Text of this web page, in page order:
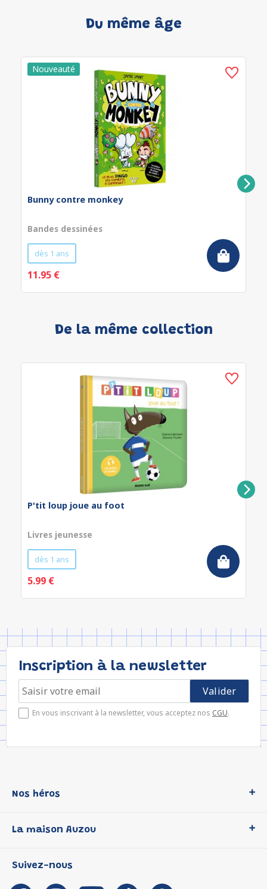
Du même âge
Bunny contre monkey
Bandes dessinées
dès 1 ans
11.95 €
De la même collection
P'tit loup joue au foot
Livres jeunesse
dès 1 ans
5.99 €
Inscription à la newsletter
En vous inscrivant à la newsletter, vous acceptez nos CGU.
Nos héros
P'tit Loup
Les Influenceuses
La maison Auzou
Notre histoire
Suivez-nous